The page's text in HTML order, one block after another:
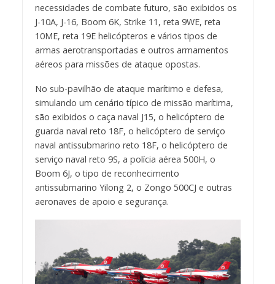
necessidades de combate futuro, são exibidos os
J-10A, J-16, Boom 6K, Strike 11, reta 9WE, reta
10ME, reta 19E helicópteros e vários tipos de
armas aerotransportadas e outros armamentos
aéreos para missões de ataque opostas.
No sub-pavilhão de ataque marítimo e defesa,
simulando um cenário típico de missão marítima,
são exibidos o caça naval J15, o helicóptero de
guarda naval reto 18F, o helicóptero de serviço
naval antissubmarino reto 18F, o helicóptero de
serviço naval reto 9S, a polícia aérea 500H, o
Boom 6J, o tipo de reconhecimento
antissubmarino Yilong 2, o Zongo 500CJ e outras
aeronaves de apoio e segurança.